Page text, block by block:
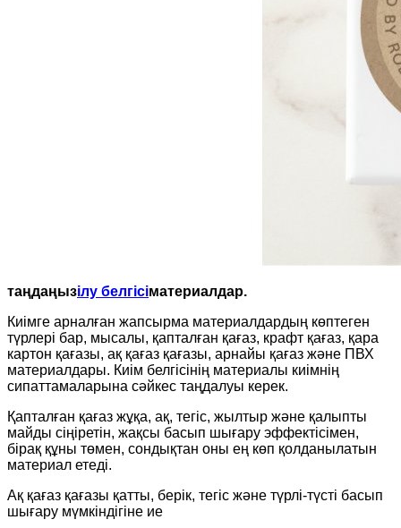
таңдаңызілу белгісіматериалдар.
Киімге арналған жапсырма материалдардың көптеген
түрлері бар, мысалы, қапталған қағаз, крафт қағаз, қара
картон қағазы, ақ қағаз қағазы, арнайы қағаз және ПВХ
материалдары. Киім белгісінің материалы киімнің
сипаттамаларына сәйкес таңдалуы керек.
Қапталған қағаз жұқа, ақ, тегіс, жылтыр және қалыпты
майды сіңіретін, жақсы басып шығару эффектісімен,
бірақ құны төмен, сондықтан оны ең көп қолданылатын
материал етеді.
Ақ қағаз қағазы қатты, берік, тегіс және түрлі-түсті басып
шығару мүмкіндігіне ие